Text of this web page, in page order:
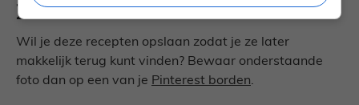
Pinterest
Wil je deze recepten opslaan zodat je ze later
makkelijk terug kunt vinden? Bewaar onderstaande
foto dan op een van je Pinterest borden.